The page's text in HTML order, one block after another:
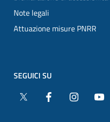
Note legali
Attuazione misure PNRR
SEGUICI SU
Twitter
Facebook Instagram